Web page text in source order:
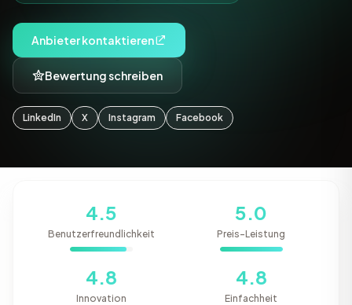
Anbieter kontaktieren
Bewertung schreiben
LinkedIn X Instagram Facebook
4.5
Benutzerfreundlichkeit
5.0
Preis-Leistung
4.8
Innovation
4.8
Einfachheit